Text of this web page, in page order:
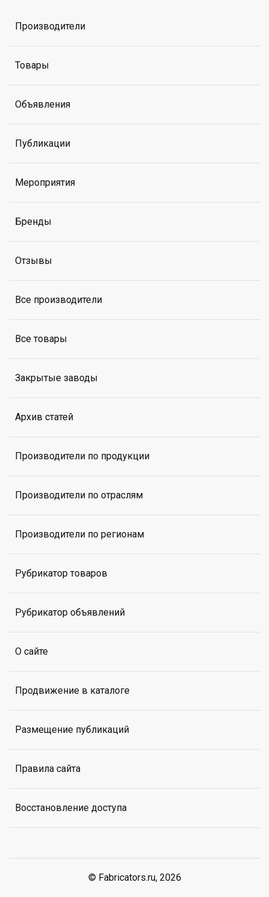
Производители
Товары
Объявления
Публикации
Мероприятия
Бренды
Отзывы
Все производители
Все товары
Закрытые заводы
Архив статей
Производители по продукции
Производители по отраслям
Производители по регионам
Рубрикатор товаров
Рубрикатор объявлений
О сайте
Продвижение в каталоге
Размещение публикаций
Правила сайта
Восстановление доступа
© Fabricators.ru, 2026